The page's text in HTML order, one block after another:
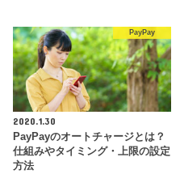
PayPay
2020.1.30
PayPayのオートチャージとは？
仕組みやタイミング・上限の設定
方法